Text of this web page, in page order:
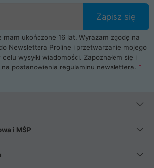
Dlatego zakup notebooka albo laptopa w
i pełne bezpieczeństwo.
nas w akcesoria i części komputerowe
karty graficzne, płyty główne, pamięci,
HDD. Nasi pracownicy pomogą Ci wybrać
komputerowy oraz obudowę do komputera.
mamy również najlepsze na rynku
jak Xiaomi, Apple, Samsung i
mając już to wszystko, możesz
Zapisz się
mam ukończone 16 lat. Wyrażam zgodę na
Newslettera Proline i przetwarzanie mojego
wysyłki wiadomości. Zapoznałem się i
postanowienia regulaminu newslettera.
i MŚP